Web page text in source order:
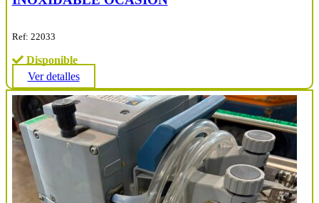
Ref: 22033
Disponible
Ver detalles